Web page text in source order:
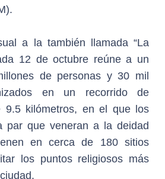
a la también llamada “La
12 de octubre reúne a un
de personas y 30 mil
en un recorrido de
9.5 kilómetros, en el que los
par que veneran a la deidad
en cerca de 180 sitios
los puntos religiosos más